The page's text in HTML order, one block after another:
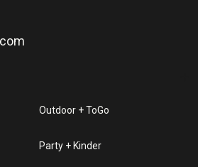
Outdoor + ToGo
Party + Kinder